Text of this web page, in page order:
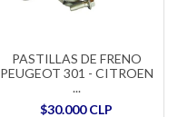
PASTILLAS DE FRENO
PEUGEOT 301 - CITROEN
...
$30.000 CLP